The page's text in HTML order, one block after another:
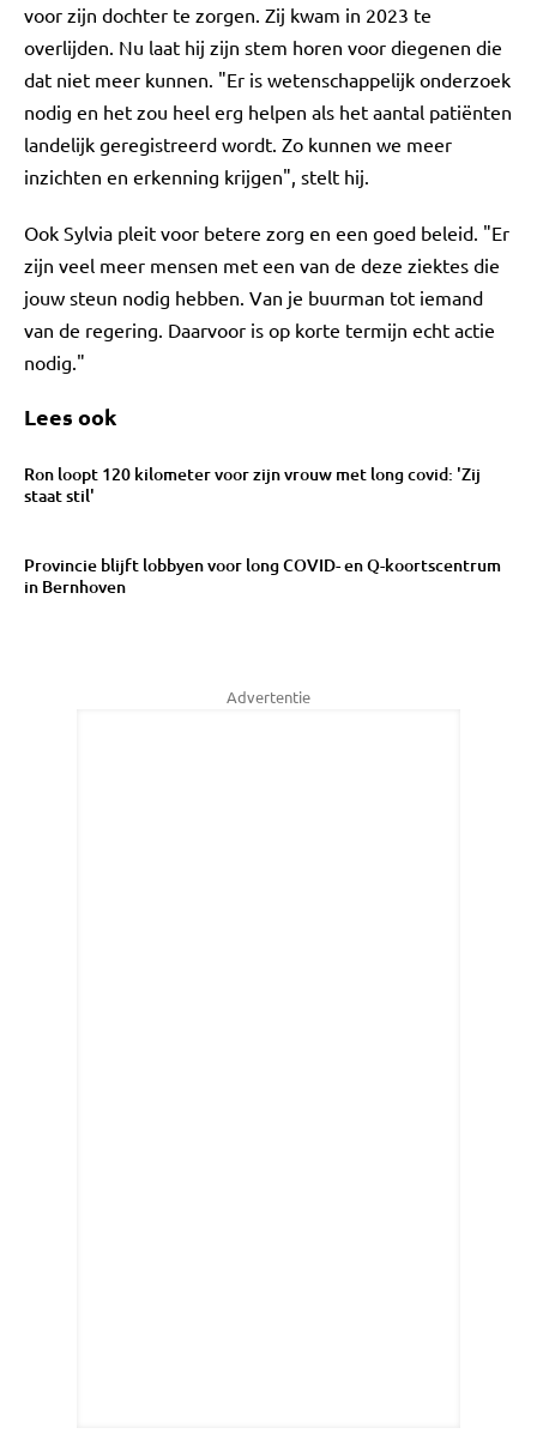
voor zijn dochter te zorgen. Zij kwam in 2023 te
overlijden. Nu laat hij zijn stem horen voor diegenen die
dat niet meer kunnen. "Er is wetenschappelijk onderzoek
nodig en het zou heel erg helpen als het aantal patiënten
landelijk geregistreerd wordt. Zo kunnen we meer
inzichten en erkenning krijgen", stelt hij.
Ook Sylvia pleit voor betere zorg en een goed beleid. "Er
zijn veel meer mensen met een van de deze ziektes die
jouw steun nodig hebben. Van je buurman tot iemand
van de regering. Daarvoor is op korte termijn echt actie
nodig."
Lees ook
Ron loopt 120 kilometer voor zijn vrouw met long covid: 'Zij
staat stil'
Provincie blijft lobbyen voor long COVID- en Q-koortscentrum
in Bernhoven
Advertentie